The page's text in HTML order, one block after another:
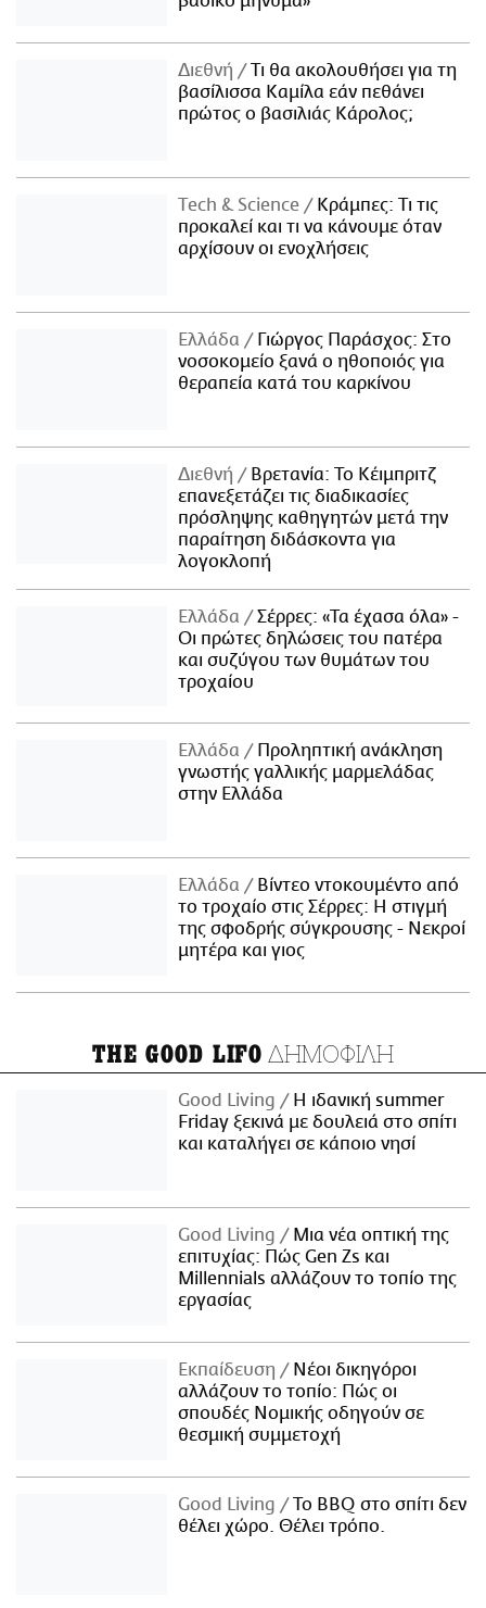
Διεθνή
Τι θα ακολουθήσει για τη
βασίλισσα Καμίλα εάν πεθάνει
πρώτος ο βασιλιάς Κάρολος;
Τech & Science
Κράμπες: Τι τις
προκαλεί και τι να κάνουμε όταν
αρχίσουν οι ενοχλήσεις
Ελλάδα
Γιώργος Παράσχος: Στο
νοσοκομείο ξανά ο ηθοποιός για
θεραπεία κατά του καρκίνου
Διεθνή
Βρετανία: Το Κέιμπριτζ
επανεξετάζει τις διαδικασίες
πρόσληψης καθηγητών μετά την
παραίτηση διδάσκοντα για
λογοκλοπή
Ελλάδα
Σέρρες: «Τα έχασα όλα» -
Οι πρώτες δηλώσεις του πατέρα
και συζύγου των θυμάτων του
τροχαίου
Ελλάδα
Προληπτική ανάκληση
γνωστής γαλλικής μαρμελάδας
στην Ελλάδα
Ελλάδα
Βίντεο ντοκουμέντο από
το τροχαίο στις Σέρρες: Η στιγμή
της σφοδρής σύγκρουσης - Νεκροί
μητέρα και γιος
THE GOOD LIFO ΔΗΜΟΦΙΛΗ
Good Living
Η ιδανική summer
Friday ξεκινά με δουλειά στο σπίτι
και καταλήγει σε κάποιο νησί
Good Living
Μια νέα οπτική της
επιτυχίας: Πώς Gen Zs και
Millennials αλλάζουν το τοπίο της
εργασίας
Εκπαίδευση
Νέοι δικηγόροι
αλλάζουν το τοπίο: Πώς οι
σπουδές Νομικής οδηγούν σε
θεσμική συμμετοχή
Good Living
Το BBQ στο σπίτι δεν
θέλει χώρο. Θέλει τρόπο.